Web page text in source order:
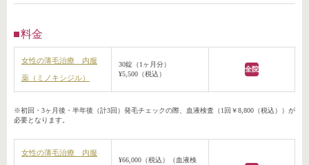
料金
女性の薄毛治療 内服
薬（ミノキシジル）
30錠（1ヶ月分）
¥5,500（税込）
全院
※初回・3ヶ月後・半年後（計3回）発毛チェックの際、血液検査（1回￥8,800（税込））が
必要となります。
女性の薄毛治療 内服
¥66,000（税込）（血液検